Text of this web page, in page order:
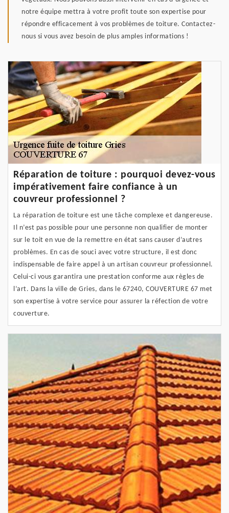
notre équipe mettra à votre profit toute son expertise pour
répondre efficacement à vos problèmes de toiture. Contactez-
nous si vous avez besoin de plus amples informations !
Réparation de toiture : pourquoi devez-vous
impérativement faire confiance à un
couvreur professionnel ?
La réparation de toiture est une tâche complexe et dangereuse.
Il n’est pas possible pour une personne non qualifier de monter
sur le toit en vue de la remettre en état sans causer d’autres
problèmes. En cas de souci avec votre structure, il est donc
indispensable de faire appel à un artisan couvreur professionnel.
Celui-ci vous garantira une prestation conforme aux règles de
l’art. Dans la ville de Gries, dans le 67240, COUVERTURE 67 met
son expertise à votre service pour assurer la réfection de votre
couverture.